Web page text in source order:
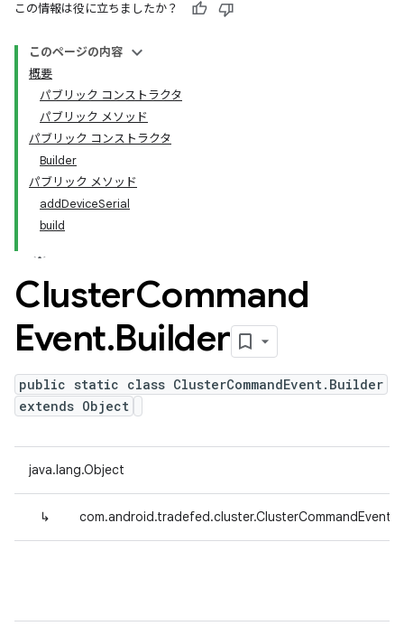
この情報は役に立ちましたか？
このページの内容
概要
パブリック コンストラクタ
パブリック メソッド
パブリック コンストラクタ
Builder
パブリック メソッド
addDeviceSerial
build
ClusterCommand
Event.Builder
public static class ClusterCommandEvent.Builder
extends Object
java.lang.Object
↳